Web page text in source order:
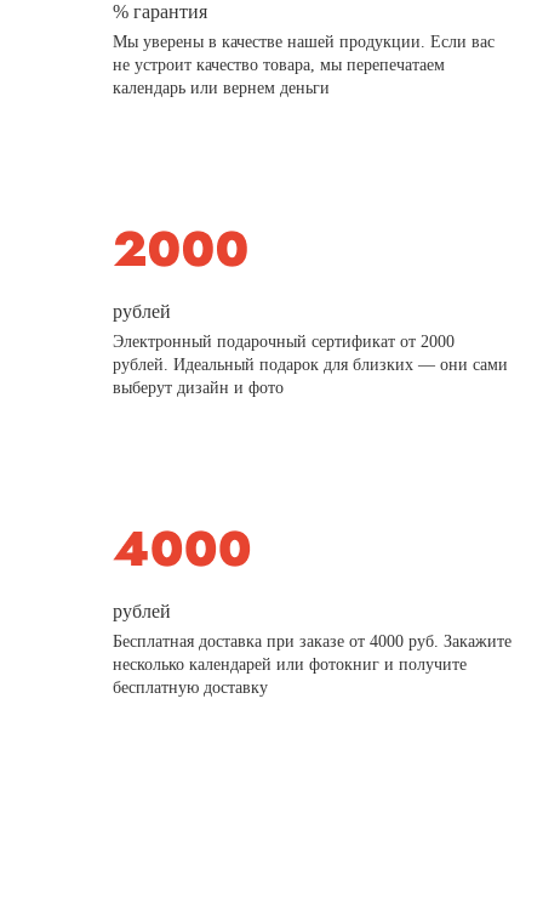
% гарантия
Мы уверены в качестве нашей продукции. Если вас
не устроит качество товара, мы перепечатаем
календарь или вернем деньги
рублей
Электронный подарочный сертификат от 2000
рублей. Идеальный подарок для близких — они сами
выберут дизайн и фото
рублей
Бесплатная доставка при заказе от 4000 руб. Закажите
несколько календарей или фотокниг и получите
бесплатную доставку